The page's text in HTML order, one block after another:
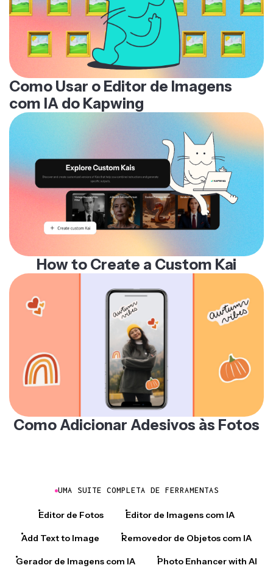
Para uma compreensão mais profunda, explore nosso
guia sobre prompts avançados de vídeo com IA
, que
cobre estratégias para escrever prompts eficazes —
além do nosso estudo baseado em dados analisando
os prompts mais populares.
Como Usar o Editor de Imagens
com IA do Kapwing
How to Create a Custom Kai
Como Adicionar Adesivos às Fotos
UMA SUITE COMPLETA DE FERRAMENTAS
Editor de Fotos Editor de Imagens com IA
Add Text to Image Removedor de Objetos com IA
Gerador de Imagens com IA Photo Enhancer with AI